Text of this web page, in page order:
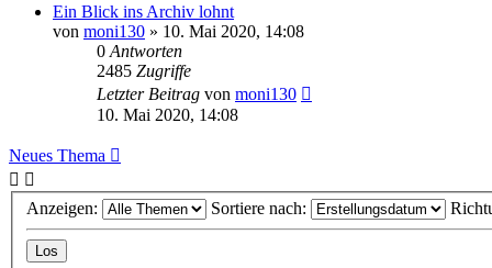
Ein Blick ins Archiv lohnt
von moni130 » 10. Mai 2020, 14:08
0 Antworten
2485 Zugriffe
Letzter Beitrag von moni130
10. Mai 2020, 14:08
Neues Thema
Anzeigen: Sortiere nach: